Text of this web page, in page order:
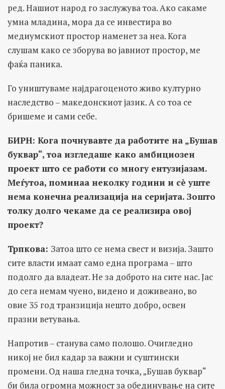
ред. Нашиот народ го заслужува тоа. Ако сакаме
умна младина, мора да се инвестира во
медиумскиот простор наменет за неа. Кога
слушам како се зборува во јавниот простор, ме
фаќа паника.
Го уништуваме најдрагоценото живо културно
наследство – македонскиот јазик. А со тоа се
бришеме и сами себе.
БИРН: Кога почнувавте да работите на „Бушав
буквар“, тоа изгледаше како амбициозен
проект што се работи со многу ентузијазам.
Меѓутоа, поминаа неколку години и сè уште
нема конечна реализација на серијата. Зошто
толку долго чекаме да се реализира овој
проект?
Трпкова: Затоа што се нема свест и визија. Зашто
сите власти имаат само една програма – што
подолго да владеат. Не за доброто на сите нас. Јас
до сега немам чуено, видено и доживеано, во
овие 35 год транзиција нешто добро, освен
празни ветувања.
Напротив – станува само полошо. Очигледно
никој не бил кадар за важни и суштински
промени. Од наша гледна точка, „Бушав буквар“
би била огромна можност за обединување на сите